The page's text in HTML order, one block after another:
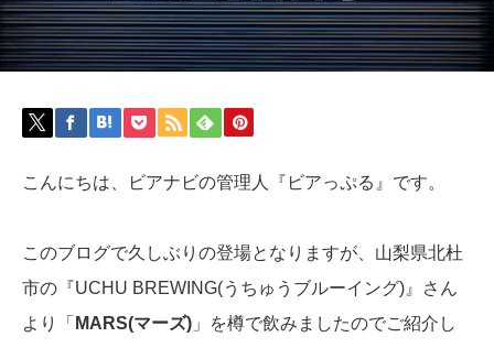
こんにちは、ビアナビの管理人『ビアっぷる』です。
このブログで久しぶりの登場となりますが、山梨県北杜
市の『UCHU BREWING(うちゅうブルーイング)』さん
より「 MARS(マーズ) 」を樽で飲みましたのでご紹介し